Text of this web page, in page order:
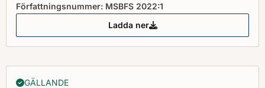
Författningsnummer: MSBFS 2022:1
Ladda ner
MSBFS 2022:1 föreskrifter och
GÄLLANDE